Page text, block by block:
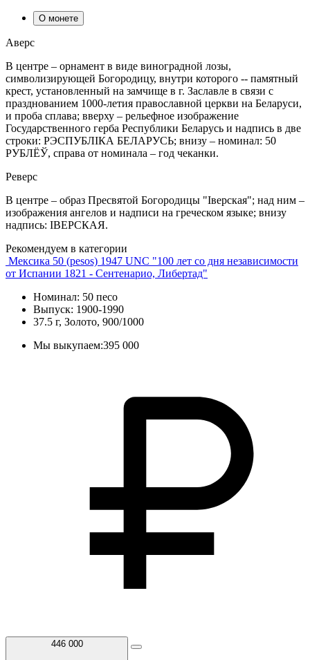
О монете
Аверс
В центре – орнамент в виде виноградной лозы,
символизирующей Богородицу, внутри которого -- памятный
крест, установленный на замчище в г. Заславле в связи с
празднованием 1000-летия православной церкви на Беларуси,
и проба сплава; вверху – рельефное изображение
Государственного герба Республики Беларусь и надпись в две
строки: РЭСПУБЛІКА БЕЛАРУСЬ; внизу – номинал: 50
РУБЛЁЎ, справа от номинала – год чеканки.
Реверс
В центре – образ Пресвятой Богородицы "Іверская"; над ним –
изображения ангелов и надписи на греческом языке; внизу
надпись: ІВЕРСКАЯ.
Рекомендуем в категории
Мексика 50 (pesos) 1947 UNC "100 лет со дня независимости
от Испании 1821 - Сентенарио, Либертад"
Номинал: 50 песо
Выпуск: 1900-1990
37.5 г, Золото, 900/1000
Мы выкупаем:395 000
446 000